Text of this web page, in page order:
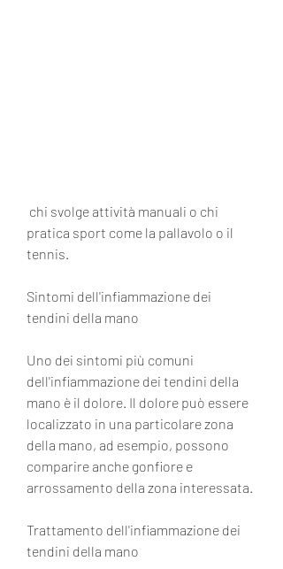
pratica sport come la pallavolo o il
tennis.
Sintomi dell'infiammazione dei
tendini della mano
Uno dei sintomi più comuni
dell'infiammazione dei tendini della
mano è il dolore. Il dolore può essere
localizzato in una particolare zona
della mano, ad esempio, possono
comparire anche gonfiore e
arrossamento della zona interessata.
Trattamento dell'infiammazione dei
tendini della mano